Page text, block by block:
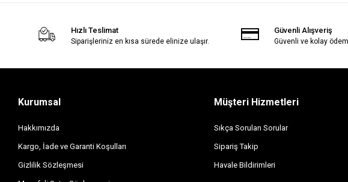
Hızlı Teslimat
Siparişleriniz en kısa sürede elinize ulaşır.
Güvenli Alışveriş
Güvenli ve kolay
Kurumsal
Hakkımızda
Kargo, İade ve Garanti Koşulları
Gizlilik Sözleşmesi
Müşteri Hizmetleri
Sıkça Sorulan Sorular
Sipariş Takip
Havale Bildirimleri